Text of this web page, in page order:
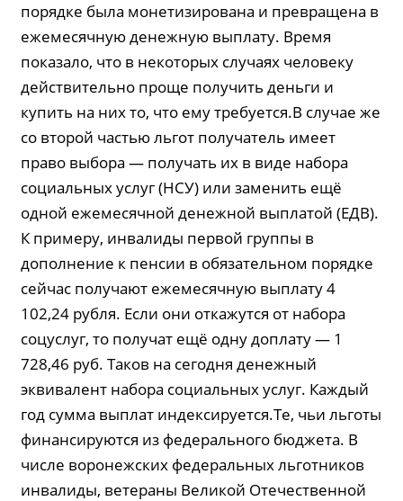
порядке была монетизирована и превращена в
ежемесячную денежную выплату. Время
показало, что в некоторых случаях человеку
действительно проще получить деньги и
купить на них то, что ему требуется.В случае же
со второй частью льгот получатель имеет
право выбора — получать их в виде набора
социальных услуг (НСУ) или заменить ещё
одной ежемесячной денежной выплатой (ЕДВ).
К примеру, инвалиды первой группы в
дополнение к пенсии в обязательном порядке
сейчас получают ежемесячную выплату 4
102,24 рубля. Если они откажутся от набора
соцуслуг, то получат ещё одну доплату — 1
728,46 руб. Таков на сегодня денежный
эквивалент набора социальных услуг. Каждый
год сумма выплат индексируется.Те, чьи льготы
финансируются из федерального бюджета. В
числе воронежских федеральных льготников
инвалиды, ветераны Великой Отечественной